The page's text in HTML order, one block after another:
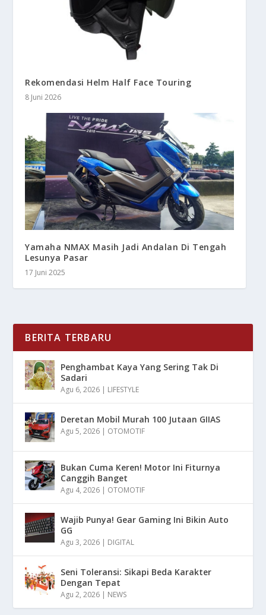
Rekomendasi Helm Half Face Touring
8 Juni 2026
Yamaha NMAX Masih Jadi Andalan Di Tengah
Lesunya Pasar
17 Juni 2025
BERITA TERBARU
Penghambat Kaya Yang Sering Tak Di
Sadari
Agu 6, 2026 | LIFESTYLE
Deretan Mobil Murah 100 Jutaan GIIAS
Agu 5, 2026 | OTOMOTIF
Bukan Cuma Keren! Motor Ini Fiturnya
Canggih Banget
Agu 4, 2026 | OTOMOTIF
Wajib Punya! Gear Gaming Ini Bikin Auto
GG
Agu 3, 2026 | DIGITAL
Seni Toleransi: Sikapi Beda Karakter
Dengan Tepat
Agu 2, 2026 | NEWS